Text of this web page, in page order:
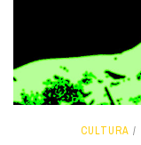
CULTURA